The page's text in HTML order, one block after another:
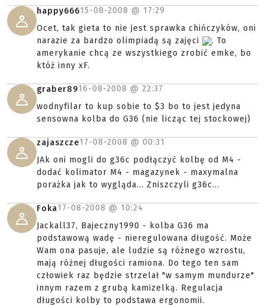
happy66615-08-2008 @ 17:29
Ocet, tak gieta to nie jest sprawka chińczyków, oni
narazie za bardzo olimpiadą są zajęci
. To
amerykanie chcą ze wszystkiego zrobić emke, bo
któż inny xF.
graber8916-08-2008 @ 22:37
wodnyfilar to kup sobie to $3 bo to jest jedyna
sensowna kolba do G36 (nie licząc tej stockowej)
zajaszcze17-08-2008 @ 00:31
JAk oni mogli do g36c podłączyć kolbę od M4 -
dodać kolimator M4 - magazynek - maxymalna
porażka jak to wygląda... Zniszczyli g36c...
Foka17-08-2008 @ 10:24
Jackall37, Bajeczny1990 - kolba G36 ma
podstawową wadę - nieregulowana długość. Może
Wam ona pasuje, ale ludzie są różnego wzrostu,
mają różnej długości ramiona. Do tego ten sam
człowiek raz będzie strzelał "w samym mundurze"
innym razem z grubą kamizelką. Regulacja
długości kolby to podstawa ergonomii.